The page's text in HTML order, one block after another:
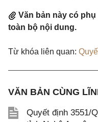
Văn bản này có
toàn bộ nội dung.
Từ khóa liên quan:
VĂN BẢN CÙNG
Quyết định 3551/